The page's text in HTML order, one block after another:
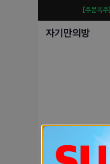
[주문폭주]
자기만의방